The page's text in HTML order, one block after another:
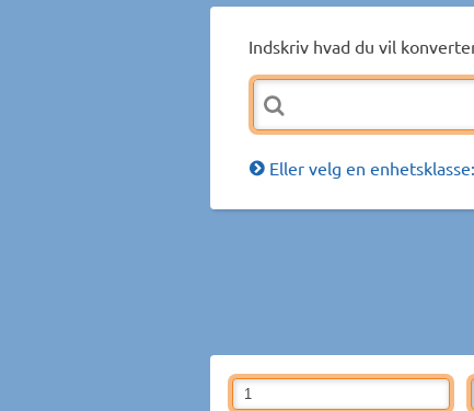
Indskriv hvad du vil
Eller velg en enhetsklasse: